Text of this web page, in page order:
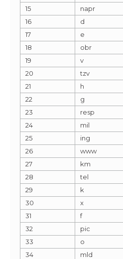
15
napr
16
d
17
e
18
obr
19
v
20
tzv
21
h
22
g
23
resp
24
mil
25
ing
26
www
27
km
28
tel
29
k
30
x
31
f
32
pic
33
o
34
mld